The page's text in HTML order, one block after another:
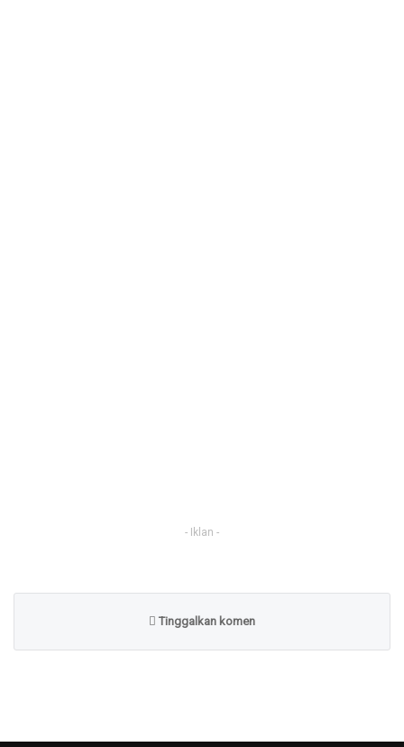
- Iklan -
Tinggalkan komen